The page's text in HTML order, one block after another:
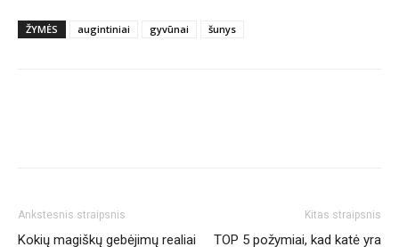
ŽYMĖS augintiniai gyvūnai šunys
Ankstesnis straipsnis
Kokių magiškų gebėjimų realiai
Kitas straipsnis
TOP 5 požymiai, kad katė yra